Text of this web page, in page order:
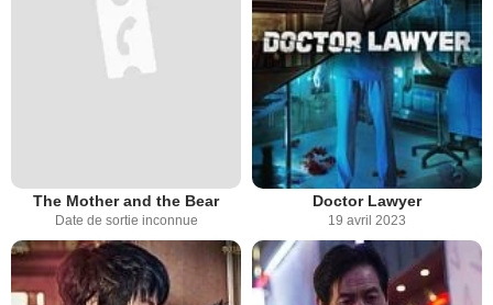
The Mother and the Bear
Date de sortie inconnue
Doctor Lawyer
19 avril 2023